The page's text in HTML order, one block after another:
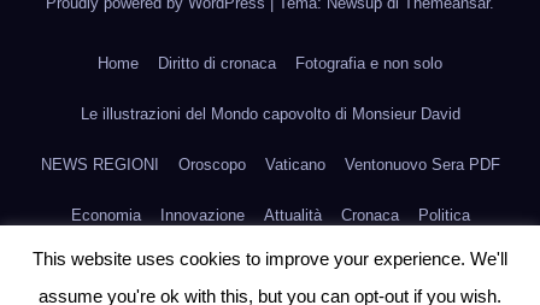
Home Diritto di cronaca Fotografia e non solo
Le illustrazioni del Mondo capovolto di Monsieur David
NEWS REGIONI Oroscopo Vaticano Ventonuovo Sera PDF
Economia Innovazione Attualità Cronaca Politica
Scienza e Medicina Fashion Agroalimentare Arte Sport
This website uses cookies to improve your experience. We'll
assume you're ok with this, but you can opt-out if you wish.